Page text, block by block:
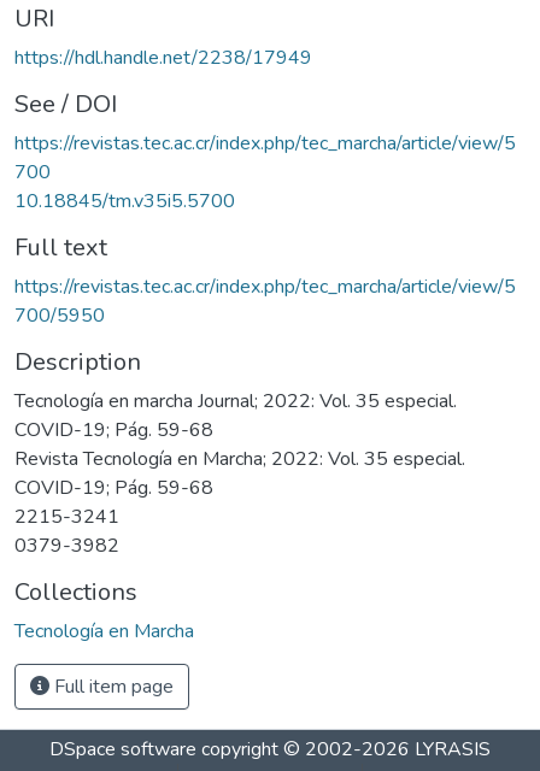
URI
https://hdl.handle.net/2238/17949
See / DOI
https://revistas.tec.ac.cr/index.php/tec_marcha/article/view/5
700
10.18845/tm.v35i5.5700
Full text
https://revistas.tec.ac.cr/index.php/tec_marcha/article/view/5
700/5950
Description
Tecnología en marcha Journal; 2022: Vol. 35 especial.
COVID-19; Pág. 59-68
Revista Tecnología en Marcha; 2022: Vol. 35 especial.
COVID-19; Pág. 59-68
2215-3241
0379-3982
Collections
Tecnología en Marcha
Full item page
DSpace software copyright © 2002-2026 LYRASIS